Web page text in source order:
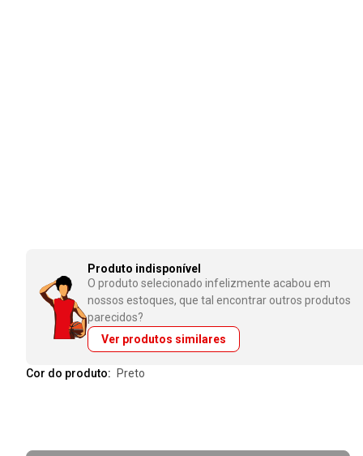
Produto indisponível
O produto selecionado infelizmente acabou em
nossos estoques, que tal encontrar outros produtos
parecidos?
Ver produtos similares
Cor do produto: preto